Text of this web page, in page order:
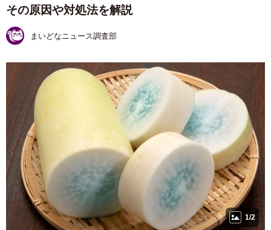
その原因や対処法を解説
まいどなニュース調査部
1/2